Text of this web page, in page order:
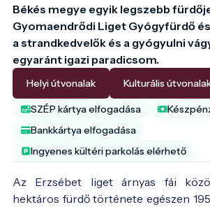
Békés megye egyik legszebb
Gyomaendrődi Liget Gyógyfürdő
a strandkedvelők és a gyógyulni
egyaránt igazi paradicsom.
Helyi útvonalak Kulturális
SZÉP kártya elfogadása
Bankkártya elfogadása
Ingyenes kültéri parkolás elérhető
Az Erzsébet liget árnyas fái
hektáros fürdő története egészen